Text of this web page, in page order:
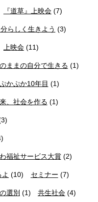
『道草』上映会 (7)
らしく生きよう (3)
上映会 (11)
ままの自分で生きる (1)
ぷかぷか10年目 (1)
、社会を作る (1)
福祉サービス大賞(2)
(10) セミナー (7)
選別 (1) 共生社会 (4)